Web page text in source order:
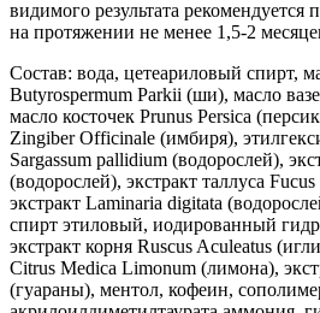
видимого результата рекомендуется
на протяжении не менее 1,5-2
Состав: вода, цетеариловый спирт,
Butyrospermum Parkii (ши), масло
масло косточек Prunus Persica
Zingiber Officinale (имбиря),
Sargassum pallidium (водорослей),
(водорослей), экстракт таллуса
экстракт Laminaria digitata
спирт этиловый, иодированный
экстракт корня Ruscus Aculeatus
Citrus Medica Limonum (лимона),
(гуараны), ментол, кофеин,